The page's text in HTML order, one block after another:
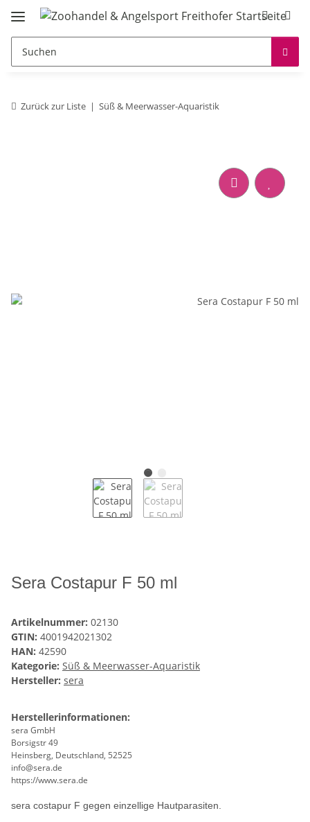
Zurück zur Liste Süß & Meerwasser-Aquaristik
Sera Costapur F 50 ml
Artikelnummer: 02130
GTIN: 4001942021302
HAN: 42590
Kategorie: Süß & Meerwasser-Aquaristik
Hersteller: sera
Herstellerinformationen:
sera GmbH
Borsigstr 49
Heinsberg, Deutschland, 52525
info@sera.de
https://www.sera.de
sera costapur F gegen einzellige Hautparasiten.